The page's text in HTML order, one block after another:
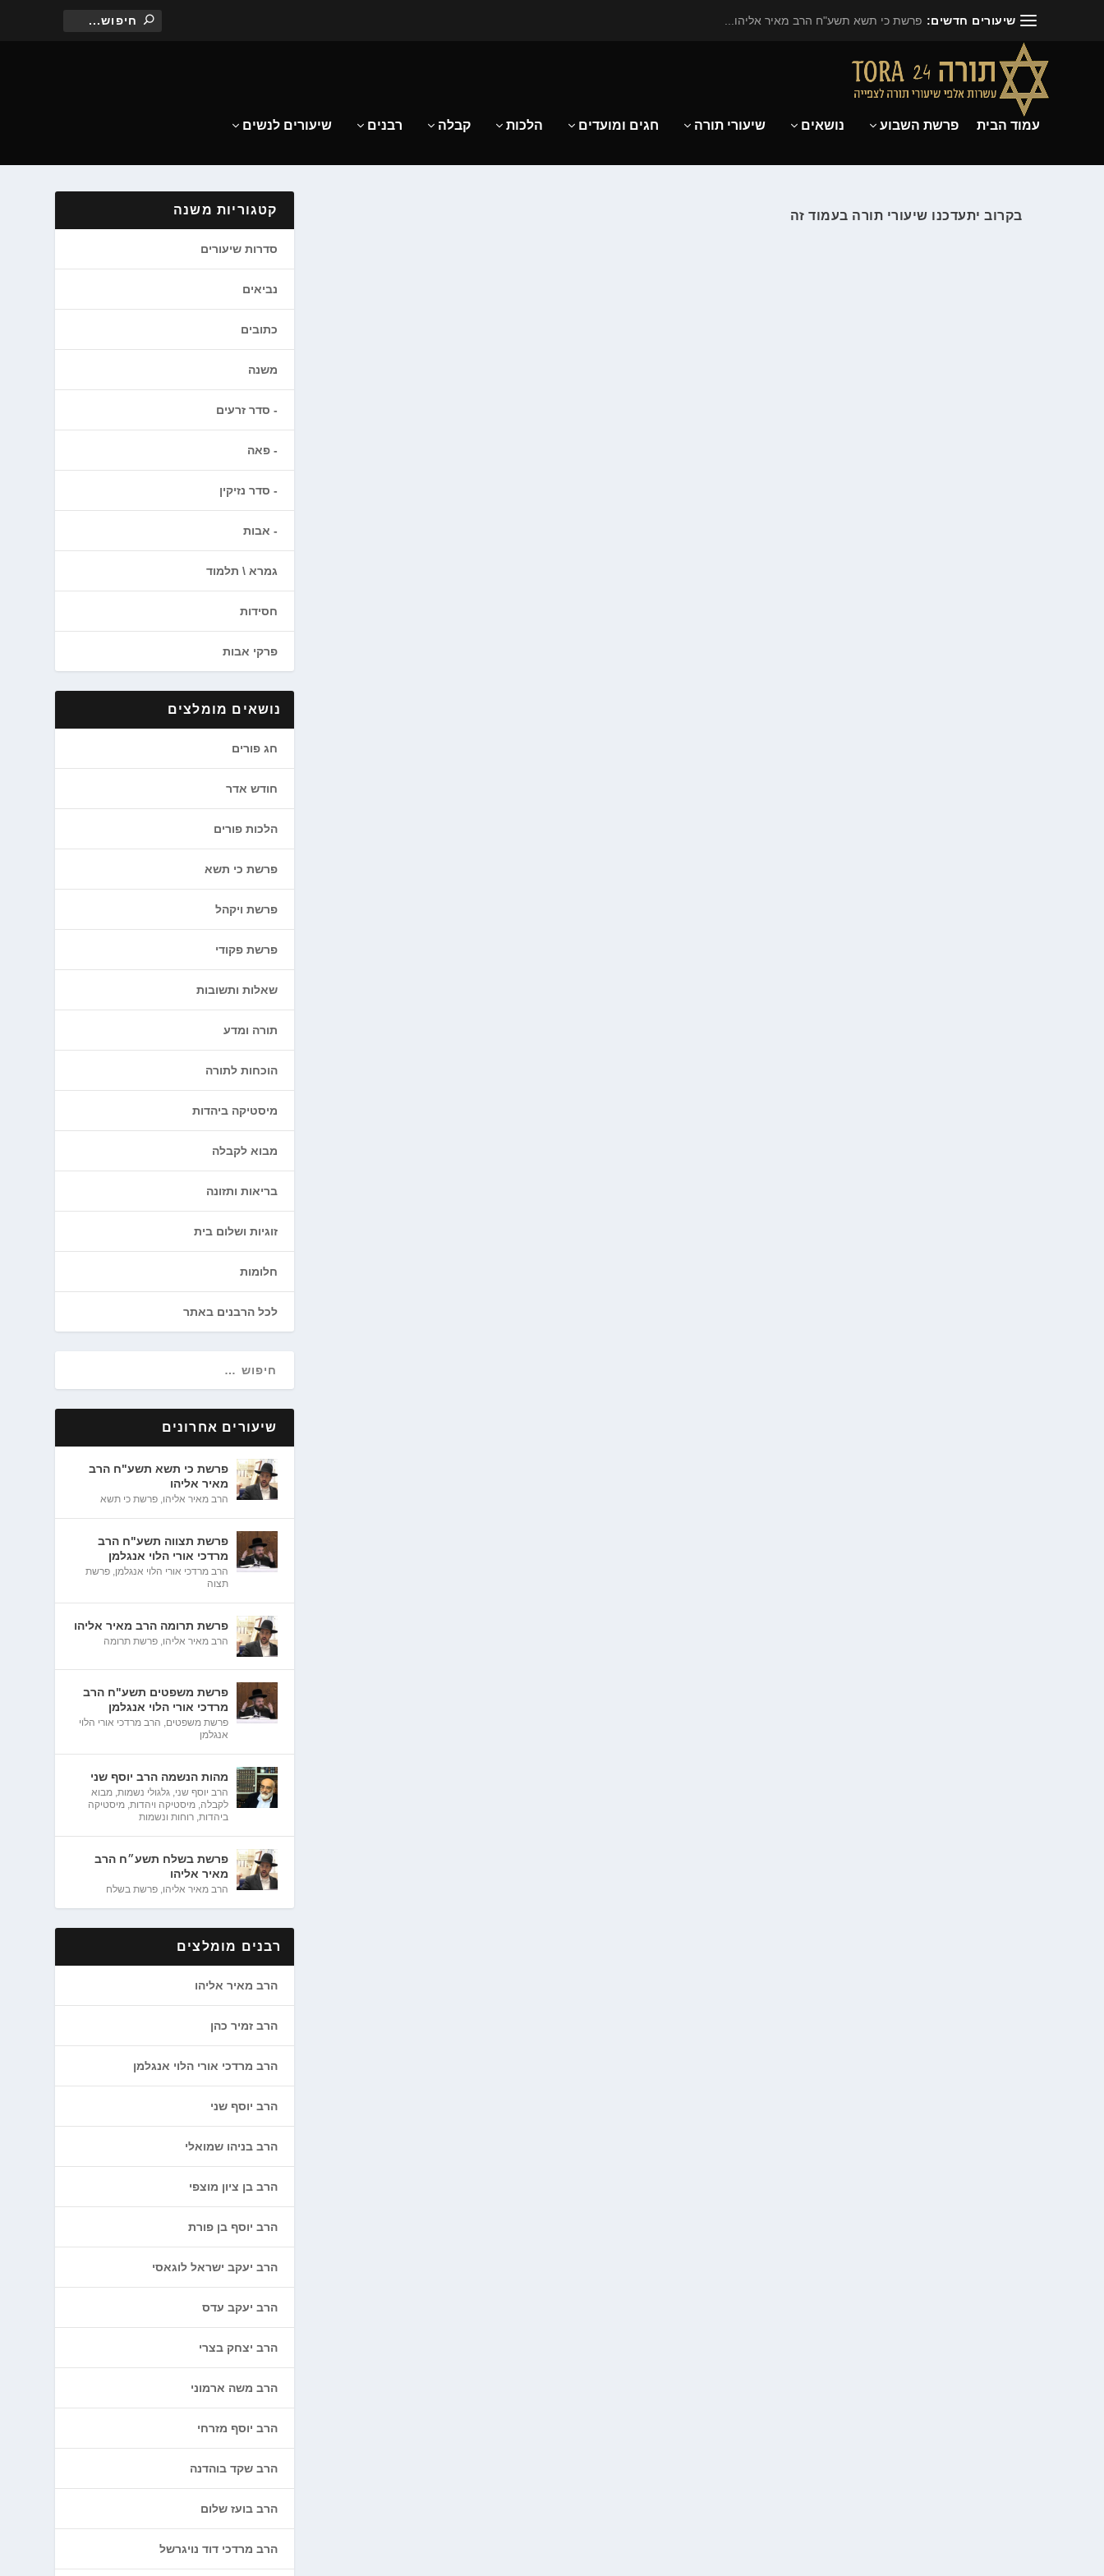
שיעורים חדשים: פרשת כי תשא תשע"ח הרב מאיר אליהו...
עמוד הבית פרשת השבוע נושאים שיעורי תורה חגים ומועדים הלכות קבלה רבנים שיעורים לנשים
בקרוב יתעדכנו שיעורי תורה בעמוד זה קטגוריות משנה
סדרות שיעורים
נביאים
כתובים
משנה
סדר זרעים
פאה
סדר נזיקין
אבות
גמרא \ תלמוד
חסידות
פרקי אבות
נושאים מומלצים
חג פורים
חודש אדר
הלכות פורים
פרשת כי תשא
פרשת ויקהל
פרשת פקודי
שאלות ותשובות
תורה ומדע
הוכחות לתורה
מיסטיקה ביהדות
מבוא לקבלה
בריאות ותזונה
זוגיות ושלום בית
חלומות
לכל הרבנים באתר
שיעורים אחרונים
פרשת כי תשא תשע"ח הרב
מאיר אליהו
הרב מאיר אליהו,פרשת כי תשא
פרשת תצווה תשע"ח הרב
מרדכי אורי הלוי אנגלמן
הרב מרדכי אורי הלוי אנגלמן,פרשת
תצוה
פרשת תרומה הרב מאיר אליהו
הרב מאיר אליהו,פרשת תרומה
פרשת משפטים תשע"ח הרב
מרדכי אורי הלוי אנגלמן
פרשת משפטים, הרב מרדכי אורי הלוי
אנגלמן
מהות הנשמה הרב יוסף שני
הרב יוסף שני,גלגולי נשמות,מבוא
לקבלה,מיסטיקה ויהדות,מיסטיקה
ביהדות,רוחות ונשמות
פרשת בשלח תשע״ח הרב
מאיר אליהו
הרב מאיר אליהו,פרשת בשלח
רבנים מומלצים
הרב מאיר אליהו
הרב זמיר כהן
הרב מרדכי אורי הלוי אנגלמן
הרב יוסף שני
הרב בניהו שמואלי
הרב בן ציון מוצפי
הרב יוסף בן פורת
הרב יעקב ישראל לוגאסי
הרב יעקב עדס
הרב יצחק בצרי
הרב משה ארמוני
הרב יוסף מזרחי
הרב שקד בוהדנה
הרב בועז שלום
הרב מרדכי דוד נויגרשל